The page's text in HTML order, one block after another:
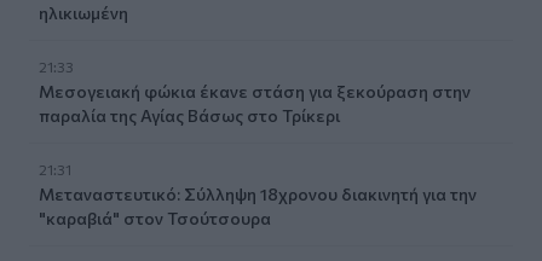
ηλικιωμένη
21:33
Μεσογειακή φώκια έκανε στάση για ξεκούραση στην
παραλία της Αγίας Βάσως στο Τρίκερι
21:31
Μεταναστευτικό: Σύλληψη 18χρονου διακινητή για την
"καραβιά" στον Τσούτσουρα